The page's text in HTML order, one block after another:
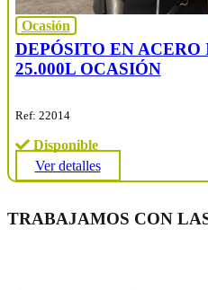
Ocasión
DEPÓSITO EN
25.000L OCASIÓN
Ref: 22014
Disponible
Ver detalles
TRABAJAMOS CON